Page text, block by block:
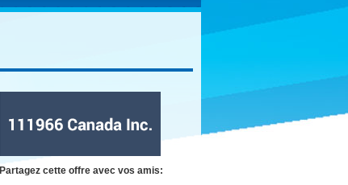
Partagez cette offre avec vos amis: